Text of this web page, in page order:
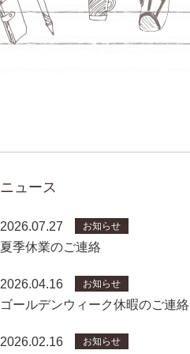
ニュース
2026.07.27 お知らせ
夏季休業のご連絡
2026.04.16 お知らせ
ゴールデンウィーク休暇のご連絡
2026.02.16 お知らせ